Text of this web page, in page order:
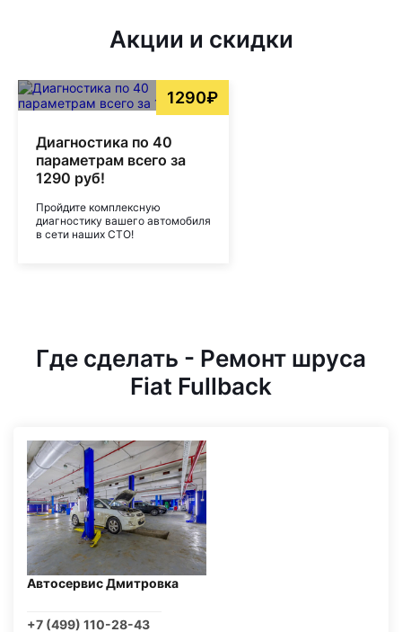
Акции и скидки
1290₽
Диагностика по 40
параметрам всего за
1290 руб!
Пройдите комплексную
диагностику вашего автомобиля
в сети наших СТО!
Где сделать - Ремонт шруса
Fiat Fullback
Автосервис Дмитровка
+7 (499) 110-28-43